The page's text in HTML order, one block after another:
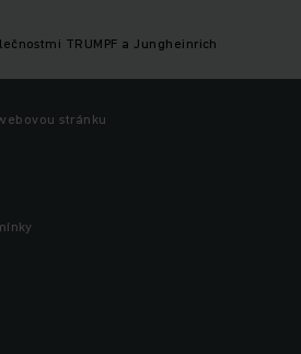
TRUMPF a Jungheinrich
stránku